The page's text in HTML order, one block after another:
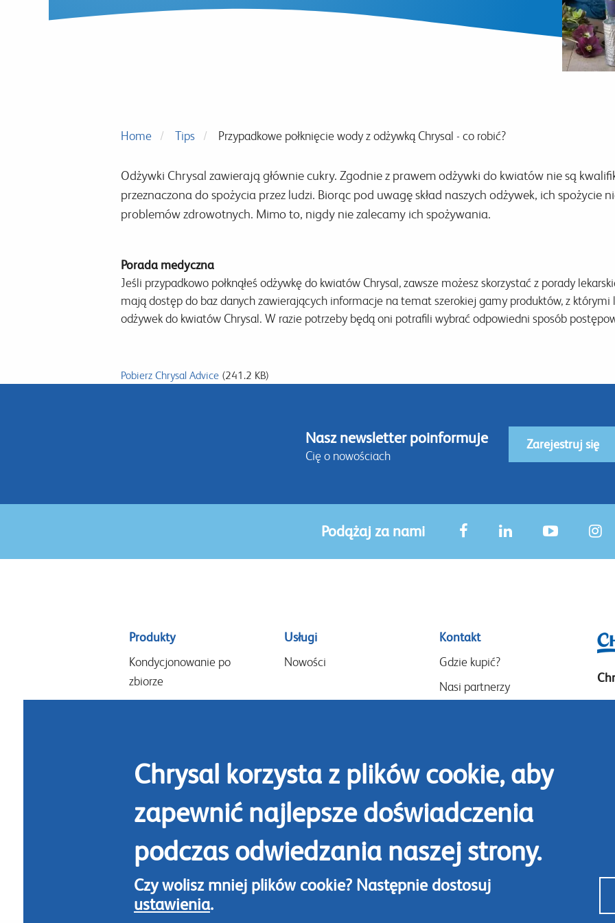
Home Tips Przypadkowe połknięcie wody z odżywką Chrysal - co robić?
Odżywki Chrysal zawierają głównie cukry. Zgodnie z prawem odżywki do kwiatów nie są
przeznaczona do spożycia przez ludzi. Biorąc pod uwagę skład naszych odżywek, ich spożycie
problemów zdrowotnych. Mimo to, nigdy nie zalecamy ich spożywania.
Porada medyczna
Jeśli przypadkowo połknąłeś odżywkę do kwiatów Chrysal, zawsze możesz skorzystać z porady
mają dostęp do baz danych zawierających informacje na temat szerokiej gamy produktów, z
odżywek do kwiatów Chrysal. W razie potrzeby będą oni potrafili wybrać odpowiedni sposób
Pobierz Chrysal Advice (241.2 KB)
Nasz newsletter poinformuje
Cię o nowościach
Zarejestruj się
Podążaj za nami
Sitemap
menu
Produkty
Kondycjonowanie po
zbiorze
Odżywki do domowego
Higiena
Usługi
Nowości
Kontakt
Gdzie kupić?
Nasi partnerzy
Chrysal korzysta z plików cookie, aby
zapewnić najlepsze doświadczenia
podczas odwiedzania naszej strony.
Czy wolisz mniej plików cookie? Następnie dostosuj
ustawienia.